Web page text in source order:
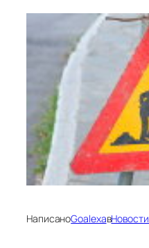
НаписаноGoalexaв